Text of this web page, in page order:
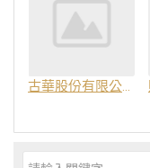
古華股份有限公司